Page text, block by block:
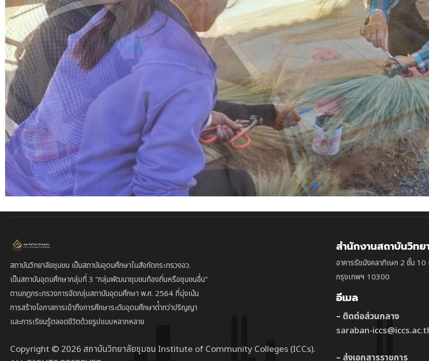
สถาบันวิทยาลัยชุมชน เป็นสถาบันอุดมศึกษาในสังกัดกระทรวงอว.
เป็นสถาบันอุดมศึกษากลุ่มที่ 3 “กลุ่มพัฒนาชุมชนท้องถิ่นหรือชุมชนอื่น”
ตามกฎกระทรวงการจัดกลุ่มสถาบันอุดมศึกษา พ.ศ. 2564 ที่มุ่งเน้น
การสร้างโอกาสการเข้าถึงการศึกษาระดับอุดมศึกษาต่ํากว่าปริญญา
และการเรียนรู้ตลอดชีวิตด้วยรูปแบบหลากหลาย
Copyright © 2026 สถาบันวิทยาลัยชุมชน Institute of Community Colleges (ICCs).
สำนักงานสถาบันวิท
อาคารรัชมังคลาภิเษก 2 ชั้น
กรุงเทพฯ 10300
อีเมล
– ติดต่อส่วนกลาง
saraban-
– ส่งเอกสารราชการ